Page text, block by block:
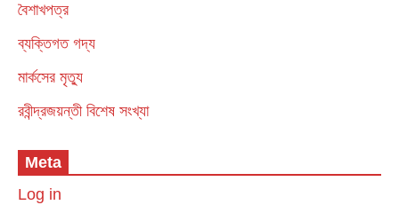
বৈশাখপত্র
ব্যক্তিগত গদ্য
মার্কসের মৃত্যু
রবীন্দ্রজয়ন্তী বিশেষ সংখ্যা
Meta
Log in